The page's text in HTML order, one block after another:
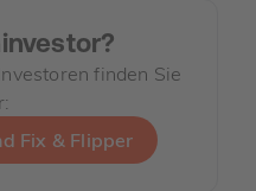
finden Sie
Fix & Flipper